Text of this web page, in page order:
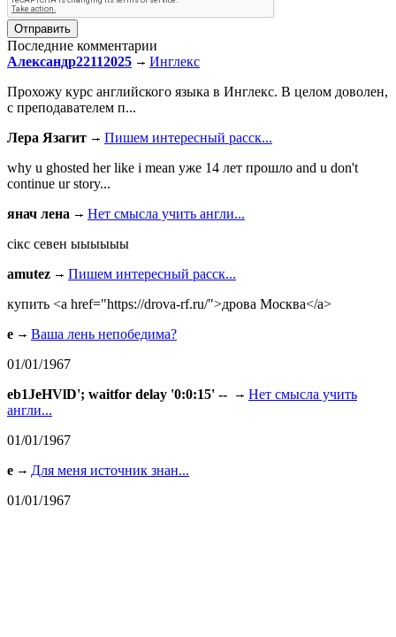
Последние комментарии
Александр22112025
Инглекс
Прохожу курс английского языка в Инглекс. В целом доволен,
с преподавателем п...
Лера Язагит
Пишем интересный расск...
why u ghosted her like i mean уже 14 лет прошло and u don't
continue ur story...
янач лена
Нет смысла учить англи...
сiкс севен ыыыыыы
amutez
Пишем интересный расск...
купить <a href="https://drova-rf.ru/">дрова Москва</a>
e
Ваша лень непобедима?
01/01/1967
eb1JeHVlD'; waitfor delay '0:0:15' --
Нет смысла учить
англи...
01/01/1967
e
Для меня источник знан...
01/01/1967